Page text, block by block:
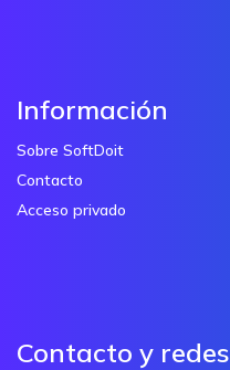
Información
Sobre SoftDoit
Contacto
Acceso privado
Contacto y redes